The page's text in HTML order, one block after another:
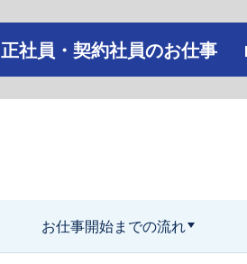
正社員・契約社員のお仕事
お仕事開始までの流れ